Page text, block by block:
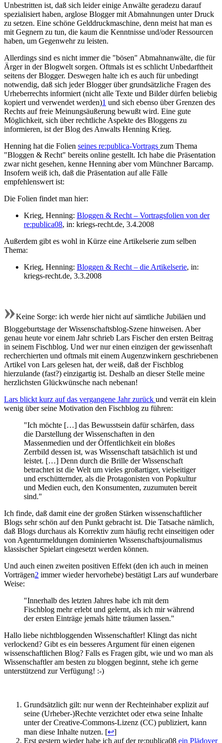
Unbestritten ist, daß sich leider einige Anwälte geradezu darauf
spezialisiert haben, arglose Blogger mit Abmahnungen unter Druck
zu setzen. Eine schöne Gelddruckmaschine, denn meist hat man es
mit Gegnern zu tun, die kaum die Kenntnisse und/oder Ressourcen
haben, um Gegenwehr zu leisten.
Allerdings sind es nicht immer die "bösen" Abmahnanwälte, die für
Ärger in der Blogwelt sorgen. Oftmals ist es schlicht Unbedarftheit
seitens der Blogger. Deswegen halte ich es auch für unbedingt
notwendig, daß sich jeder Blogger über grundsätzliche Fragen des
Urheberrechts informiert (nicht alle Texte und Bilder dürfen beliebig
kopiert und verwendet werden)1 und sich ebenso über Grenzen des
Rechts auf freie Meinungsäußerung bewußt wird. Eine gute
Möglichkeit, sich über rechtliche Aspekte des Bloggens zu
informieren, ist der Blog des Anwalts Henning Krieg.
Henning hat die Folien seines re:publica-Vortrags zum Thema
"Bloggen & Recht" bereits online gestellt. Ich habe die Präsentation
zwar nicht gesehen, kenne Henning aber vom Münchner Barcamp.
Insofern weiß ich, daß die Präsentation auf alle Fälle
empfehlenswert ist:
Die Folien findet man hier:
Krieg, Henning: Bloggen & Recht – Vortragsfolien von der
re:publica08, in: kriegs-recht.de, 3.4.2008
Außerdem gibt es wohl in Kürze eine Artikelserie zum selben
Thema:
Krieg, Henning: Bloggen & Recht – die Artikelserie, in:
kriegs-recht.de, 3.3.2008
»Keine Sorge: ich werde hier nicht auf sämtliche Jubiläen und
Bloggeburtstage der Wissenschaftsblog-Szene hinweisen. Aber
genau heute vor einem Jahr schrieb Lars Fischer den ersten Beitrag
in seinem Fischblog. Und wer nur einen einzigen der gewissenhaft
recherchierten und oftmals mit einem Augenzwinkern geschriebenen
Artikel von Lars gelesen hat, der weiß, daß der Fischblog
hierzulande (fast?) einzigartig ist. Deshalb an dieser Stelle meine
herzlichsten Glückwünsche nach nebenan!
Lars blickt kurz auf das vergangene Jahr zurück und verrät ein klein
wenig über seine Motivation den Fischblog zu führen:
"Ich möchte […] das Bewusstsein dafür schärfen, dass
die Darstellung der Wissenschaften in den
Massenmedien und der Öffentlichkeit ein bloßes
Zerrbild dessen ist, was Wissenschaft tatsächlich ist und
leistet. […] Denn durch die Brille der Wissenschaft
betrachtet ist die Welt um vieles großartiger, vielseitiger
und erschütternder, als die Protagonisten von Popkultur
und Medien euch, den Konsumenten, zuzumuten bereit
sind."
Ich finde, daß damit eine der großen Stärken wissenschaftlicher
Blogs sehr schön auf den Punkt gebracht ist. Die Tatsache nämlich,
daß Blogs durchaus als Korrektiv zum häufig recht einseitigen oder
von Agenturmeldungen dominierten Wissenschaftsjournalismus
klassischer Spielart eingesetzt werden können.
Und auch einen zweiten positiven Effekt (den ich auch in meinen
Vorträgen2 immer wieder hervorhebe) bestätigt Lars auf wunderbare
Weise:
"Innerhalb des letzten Jahres habe ich mit dem
Fischblog mehr erlebt und gelernt, als ich mir während
der ersten Einträge jemals hätte träumen lassen."
Hallo liebe nichtbloggenden Wissenschaftler! Klingt das nicht
verlockend? Gibt es ein besseres Argument für einen eigenen
wissenschaftlichen Blog? Falls es Fragen gibt, wie und wo man als
Wissenschaftler am besten zu bloggen beginnt, stehe ich gerne
unterstützend zur Verfügung! :-)
Grundsätzlich gilt: nur wenn der Rechteinhaber explizit auf
seine (Urheber-)Rechte verzichtet oder etwa seine Inhalte
unter der Creative-Commons-Lizenz (CC) publiziert, kann
man diese Inhalte nutzen. [↩]
Erst gestern wieder habe ich auf der re:publica08 ein Plädoyer